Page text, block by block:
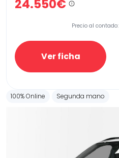
24.550€
Precio al contado:
Ver ficha
100% Online Segunda mano